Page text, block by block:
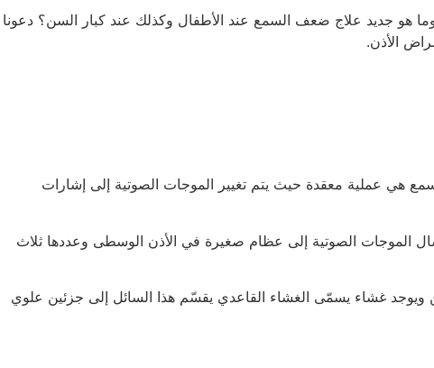
جديد علاج ضعف السمع عند الأطفال وكذلك عند كبار السن؟ دعونا
الأذن.
هي عملية معقدة حيث يتم تغيير الموجات الصوتية إلى إشارات
الموجات الصوتية إلى عظام صغيرة في الأذن الوسطى وعددها ثلاث
ويوجد غشاء يسمّى الغشاء القاعدي يقسّم هذا السائل إلى جزئين علوي